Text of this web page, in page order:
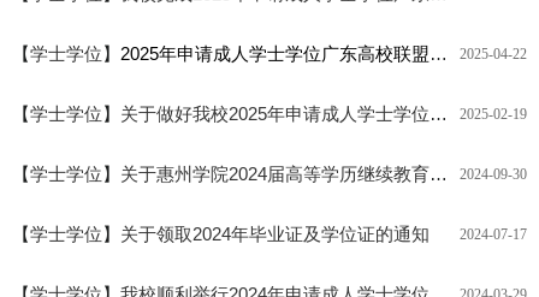
【学士学位】 2025年申请成人学士学位广东高校联盟外语水平考试惠州学院考点考生赴考须知 2025-04-22
【学士学位】 关于做好我校2025年申请成人学士学位广东高校联盟外语水平考试工作的通知 2025-02-19
【学士学位】 关于惠州学院2024届高等学历继续教育本科毕业生申请学士学位的通知 2024-09-30
【学士学位】 关于领取2024年毕业证及学位证的通知 2024-07-17